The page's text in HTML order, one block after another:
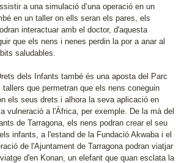
a una simulació d’una operació en un
en un taller on ells seran els pares, els
interactuar amb el doctor, d'aquesta
que els nens i nenes perdin la por a anar al
saludables.
dels Infants també és una aposta del Parc
que permetran que els nens coneguin
els seus drets i alhora la seva aplicació en
vulneració a l'Àfrica, per exemple. De la mà del
de Tarragona, els nens podran crear el seu
infants, a l'estand de la Fundació Akwaba i el
de l'Ajuntament de Tarragona podran viatjar
d'en Konan, un elefant que quan esclata la